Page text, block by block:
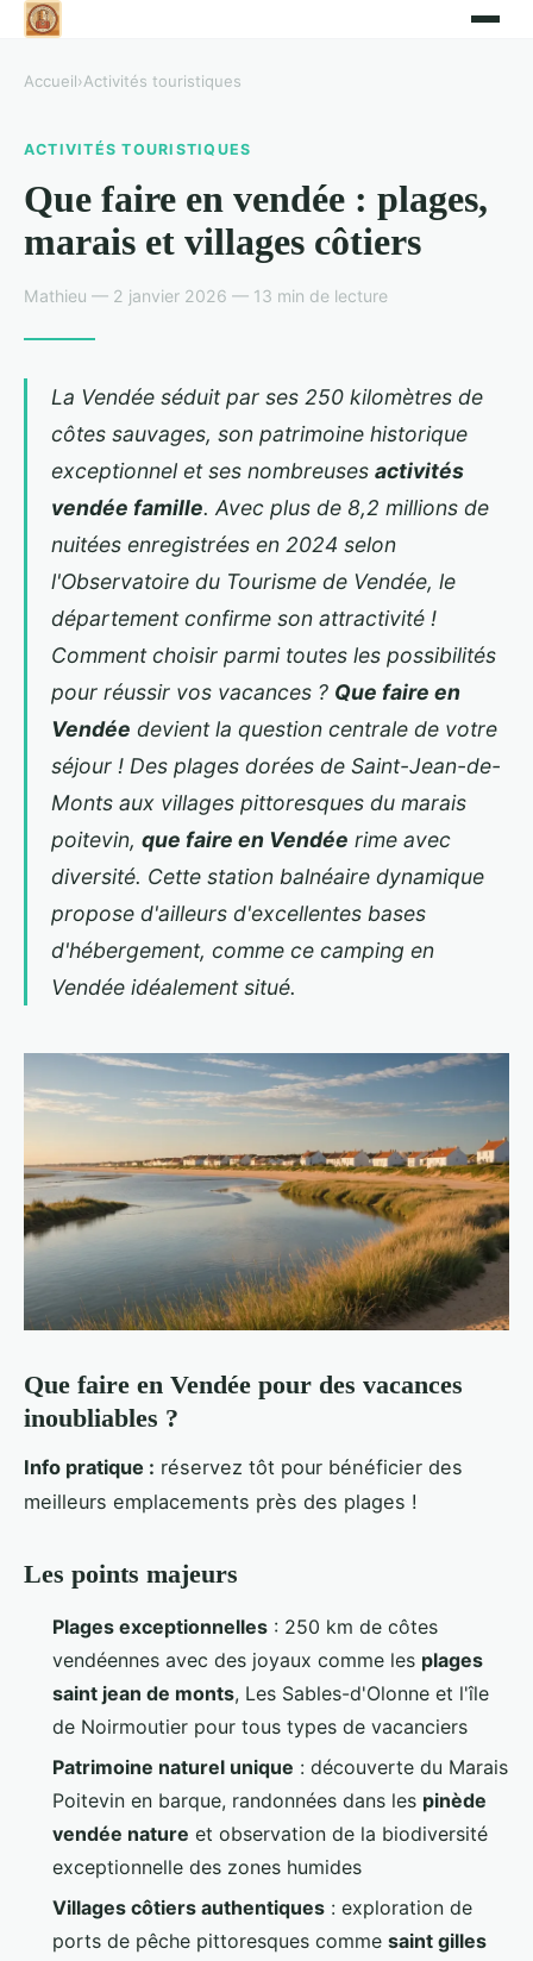
Accueil›Activités touristiques
ACTIVITÉS TOURISTIQUES
Que faire en vendée : plages,
marais et villages côtiers
Mathieu — 2 janvier 2026 — 13 min de lecture
La Vendée séduit par ses 250 kilomètres de
côtes sauvages, son patrimoine historique
exceptionnel et ses nombreuses activités
vendée famille. Avec plus de 8,2 millions de
nuitées enregistrées en 2024 selon
l'Observatoire du Tourisme de Vendée, le
département confirme son attractivité !
Comment choisir parmi toutes les possibilités
pour réussir vos vacances ? Que faire en
Vendée devient la question centrale de votre
séjour ! Des plages dorées de Saint-Jean-de-
Monts aux villages pittoresques du marais
poitevin, que faire en Vendée rime avec
diversité. Cette station balnéaire dynamique
propose d'ailleurs d'excellentes bases
d'hébergement, comme ce camping en
Vendée idéalement situé.
Que faire en Vendée pour des vacances
inoubliables ?
Info pratique : réservez tôt pour bénéficier des
meilleurs emplacements près des plages !
Les points majeurs
Plages exceptionnelles : 250 km de côtes
vendéennes avec des joyaux comme les plages
saint jean de monts, Les Sables-d'Olonne et l'île
de Noirmoutier pour tous types de vacanciers
Patrimoine naturel unique : découverte du Marais
Poitevin en barque, randonnées dans les pinède
vendée nature et observation de la biodiversité
exceptionnelle des zones humides
Villages côtiers authentiques : exploration de
ports de pêche pittoresques comme saint gilles